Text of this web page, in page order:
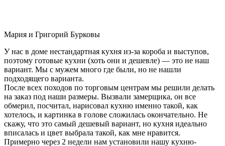
Мария и Григорий Бурковы
У нас в доме нестандартная кухня из-за короба и выступов,
поэтому готовые кухни (хоть они и дешевле) — это не наш
вариант. Мы с мужем много где были, но не нашли
подходящего варианта.
После всех походов по торговым центрам мы решили делать
на заказ под наши размеры. Вызвали замерщика, он все
обмерил, посчитал, нарисовал кухню именно такой, как
хотелось, и картинка в голове сложилась окончательно. Не
скажу, что это самый дешевый вариант, но кухня идеально
вписалась и цвет выбрала такой, как мне нравится.
Примерно через 2 недели нам установили нашу кухню-